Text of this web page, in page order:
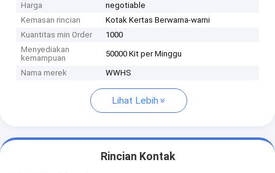
Harga
negotiable
Kemasan rincian
Kotak Kertas Berwarna-warni
Kuantitas min Order
1000
Menyediakan
kemampuan
50000 Kit per Minggu
Nama merek WWHS
Lihat Lebih
Rincian Kontak